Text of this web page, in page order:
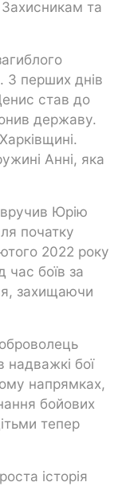
та
З перших днів
став до
державу.
Анні, яка
вручив Юрію
початку
2022 року
час боїв за
захищаючи
бої
напрямках,
бойових
тепер
історія